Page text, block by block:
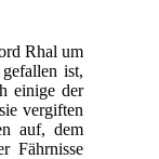
Rhal um
ist,
einige der
vergiften
auf, dem
Fährnisse